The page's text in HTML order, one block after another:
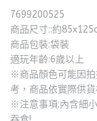
7699200525
商品尺寸::約
商品包裝:袋裝
適玩年齡:6歲以上
※商品顏色可能因
考，商品依實際供貨
※注意事項:內含細